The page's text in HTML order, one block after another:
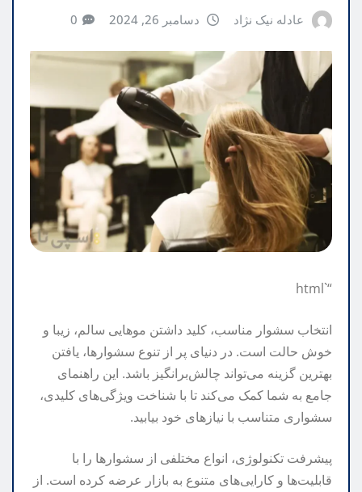
عادله نیک نژاد دسامبر 26, 2024 0
“`html
انتخاب سشوار مناسب، کلید داشتن موهایی سالم، زیبا و
خوش حالت است. در دنیای پر از تنوع سشوارها، یافتن
بهترین گزینه می‌تواند چالش‌برانگیز باشد. این راهنمای
جامع به شما کمک می‌کند تا با شناخت ویژگی‌های کلیدی،
سشواری متناسب با نیازهای خود بیابید.
پیشرفت تکنولوژی، انواع مختلفی از سشوارها را با
قابلیت‌ها و کارایی‌های متنوع به بازار عرضه کرده است. از